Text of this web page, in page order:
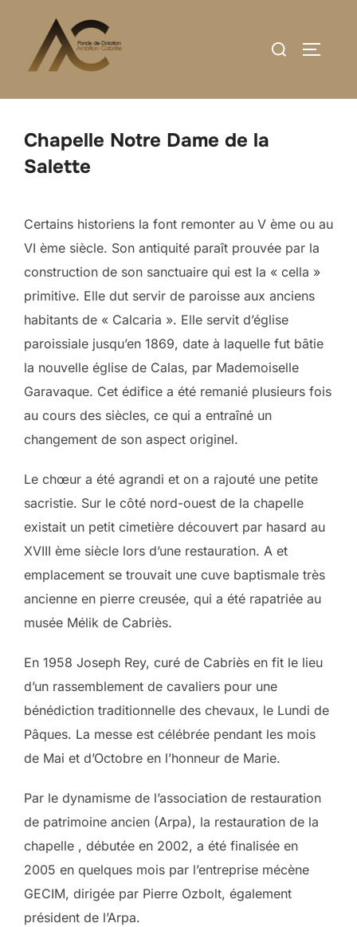
contenu
Rechercher :
Chapelle Notre Dame de la
Salette
Certains historiens la font remonter au V ème ou au
VI ème siècle. Son antiquité paraît prouvée par la
construction de son sanctuaire qui est la « cella »
primitive. Elle dut servir de paroisse aux anciens
habitants de « Calcaria ». Elle servit d’église
paroissiale jusqu’en 1869, date à laquelle fut bâtie
la nouvelle église de Calas, par Mademoiselle
Garavaque. Cet édifice a été remanié plusieurs fois
au cours des siècles, ce qui a entraîné un
changement de son aspect originel.
Le chœur a été agrandi et on a rajouté une petite
sacristie. Sur le côté nord-ouest de la chapelle
existait un petit cimetière découvert par hasard au
XVIII ème siècle lors d’une restauration. A et
emplacement se trouvait une cuve baptismale très
ancienne en pierre creusée, qui a été rapatriée au
musée Mélik de Cabriès.
En 1958 Joseph Rey, curé de Cabriès en fit le lieu
d’un rassemblement de cavaliers pour une
bénédiction traditionnelle des chevaux, le Lundi de
Pâques. La messe est célébrée pendant les mois
de Mai et d’Octobre en l’honneur de Marie.
Par le dynamisme de l’association de restauration
de patrimoine ancien (Arpa), la restauration de la
chapelle , débutée en 2002, a été finalisée en
2005 en quelques mois par l’entreprise mécène
GECIM, dirigée par Pierre Ozbolt, également
président de l’Arpa.